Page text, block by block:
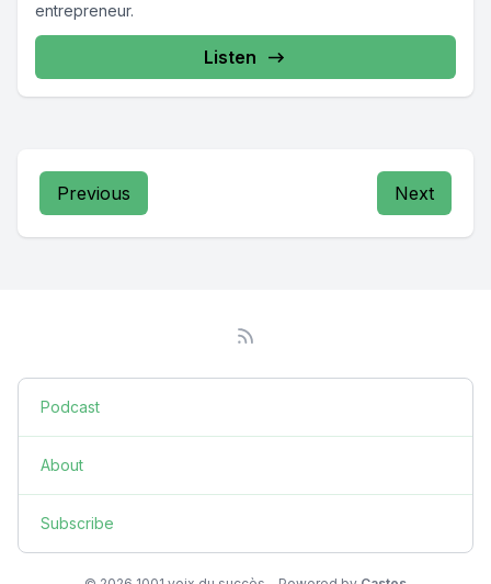
entrepreneur.
Listen
Previous Next
Podcast
About
Subscribe